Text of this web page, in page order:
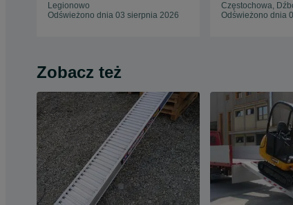
Legionowo
Odświeżono dnia 03 sierpnia 2026
Częstochowa,
Odświeżono dnia
Zobacz też